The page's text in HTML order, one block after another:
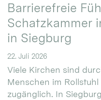
Barrierefreie
Schatzkammer
in Siegburg
22. Juli 2026
Viele Kirchen sind
Menschen im
zugänglich. In